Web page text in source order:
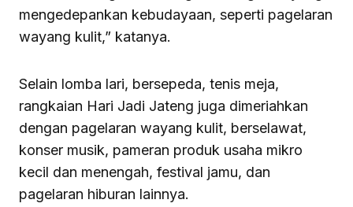
mengedepankan kebudayaan, seperti pagelaran
wayang kulit,” katanya.
Selain lomba lari, bersepeda, tenis meja,
rangkaian Hari Jadi Jateng juga dimeriahkan
dengan pagelaran wayang kulit, berselawat,
konser musik, pameran produk usaha mikro
kecil dan menengah, festival jamu, dan
pagelaran hiburan lainnya.